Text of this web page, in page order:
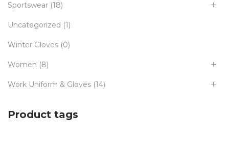
Sportswear (18)
Uncategorized (1)
Winter Gloves (0)
Women (8)
Work Uniform & Gloves (14)
Product tags